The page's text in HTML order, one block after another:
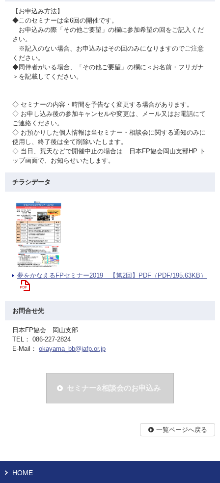
【お申込み方法】
◆このセミナーは全6回の開催です。
お申込みの際「その他ご要望」の欄に参加希望の回をご記入くだ
さい。
※記入のない場合、お申込みはその回のみになりますのでご注意
ください。
◆同伴者がいる場合、「その他ご要望」の欄に＜お名前・フリガナ
＞を記載してください。
◇ セミナーの内容・時間を予告なく変更する場合があります。
◇ お申し込み後の参加キャンセルや変更は、メール又はお電話にて
ご連絡ください。
◇ お預かりした個人情報は当セミナー・相談会に関する通知のみに
使用し、終了後は全て削除いたします。
◇ 当日、荒天などで開催中止の場合は 日本FP協会岡山支部HP ト
ップ画面で、お知らせいたします。
チラシデータ
夢をかなえるFPセミナー2019 【第2回】PDF（PDF/195.63KB）
お問合せ先
日本FP協会 岡山支部
TEL： 086-227-2824
E-Mail： okayama_bb@jafp.or.jp
セミナー&相談会のお申込み
一覧ページへ戻る
HOME